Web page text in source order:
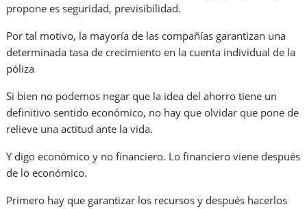
propone es seguridad, previsibilidad.
Por tal motivo, la mayoría de las compañías garantizan una
determinada tasa de crecimiento en la cuenta individual de la
póliza
Si bien no podemos negar que la idea del ahorro tiene un
definitivo sentido económico, no hay que olvidar que pone de
relieve una actitud ante la vida.
Y digo económico y no financiero. Lo financiero viene después
de lo económico.
Primero hay que garantizar los recursos y después hacerlos